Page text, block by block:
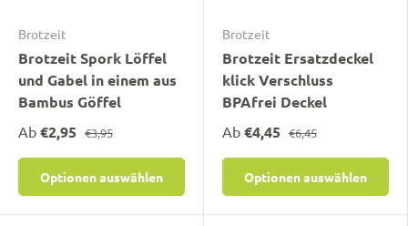
Brotzeit
Brotzeit Spork Löffel
und Gabel in einem aus
Bambus Göffel
Ab €2,95 €3,95
Optionen auswählen
Brotzeit
Brotzeit Ersatzdeckel
klick Verschluss
BPAfrei Deckel
Ab €4,45 €6,45
Optionen auswählen